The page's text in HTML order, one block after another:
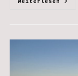
Weiterlesen